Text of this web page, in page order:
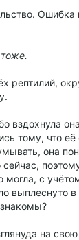
рептилий,
вздохнула
тому, что
она
могла, с
выплеснуто
на